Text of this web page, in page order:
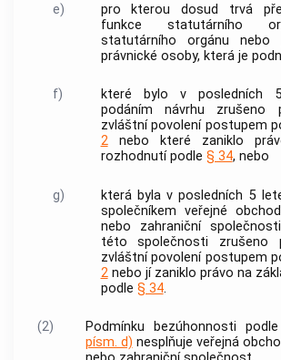
e)
pro kterou dosud trvá
funkce statutárního
statutárního orgánu nebo
právnické osoby, která je
f)
které bylo v posledních
podáním návrhu zrušeno
zvláštní povolení postupem
2nebo které zaniklo
rozhodnutí podle § 34, nebo
g)
která byla v posledních 5
společníkem veřejné
nebo zahraniční
této společnosti zrušeno
zvláštní povolení postupem
2nebo jí zaniklo právo na
podle § 34.
(2) Podmínku bezúhonnosti podle
písm. d) nesplňuje veřejná